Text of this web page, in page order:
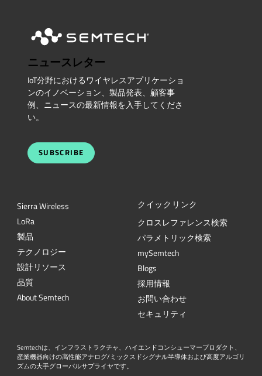
ニュースレター
IoT分野におけるワイヤレスアプリケーショ
ンのイノベーション、製品発表、顧客事
例、ニュースの最新情報を入手してくださ
い。
SUBSCRIBE
Sierra Wireless
LoRa
製品
テクノロジー
設計リソース
品質
About Semtech
クイックリンク
クロスレファレンス検索
パラメトリック検索
mySemtech
Blogs
採用情報
お問い合わせ
セキュリティ
Semtechは、インフラストラクチャ、ハイエンドコンシューマープロダクト、
産業機器向けの高性能アナログ/ミックスドシグナル半導体および高度アルゴリ
ズムの大手グローバルサプライヤです。